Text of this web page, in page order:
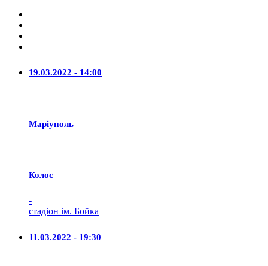
19.03.2022 - 14:00
Маріуполь
Колос
-
стадіон ім. Бойка
11.03.2022 - 19:30